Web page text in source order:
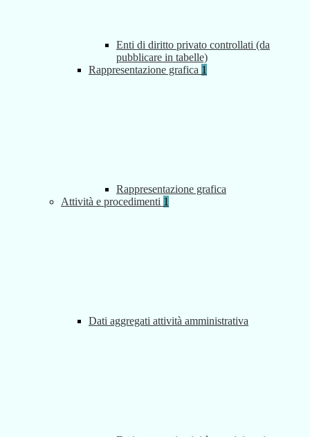
Enti di diritto privato controllati (da
pubblicare in tabelle)
Rappresentazione grafica 1
Rappresentazione grafica
Attività e procedimenti 1
Dati aggregati attività amministrativa